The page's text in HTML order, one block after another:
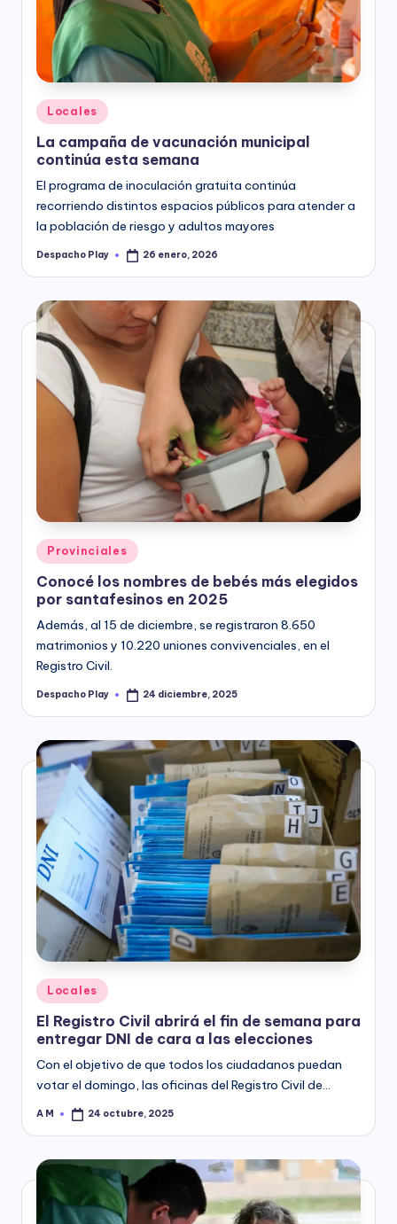
Posted
in
Locales
La campaña de vacunación municipal
continúa esta semana
El programa de inoculación gratuita continúa
recorriendo distintos espacios públicos para atender a
la población de riesgo y adultos mayores
Posted
Despacho Play 26 enero, 2026
Posted
in
Provinciales
Conocé los nombres de bebés más elegidos
por santafesinos en 2025
Además, al 15 de diciembre, se registraron 8.650
matrimonios y 10.220 uniones convivenciales, en el
Registro Civil.
Posted
Despacho Play 24 diciembre, 2025
Posted
in
Locales
El Registro Civil abrirá el fin de semana para
entregar DNI de cara a las elecciones
Con el objetivo de que todos los ciudadanos puedan
votar el domingo, las oficinas del Registro Civil de…
Posted
A M 24 octubre, 2025